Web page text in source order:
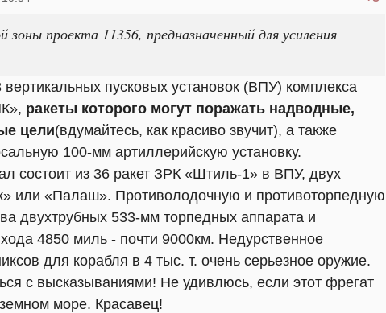
зоны проекта 11356, предназначенный для усиления
пусковых установок (ВПУ) комплекса
ракеты которого могут поражать надводные,
цели(вдумайтесь, как красиво звучит), а также
100-мм артиллерийскую установку.
состоит из 36 ракет ЗРК «Штиль-1» в ВПУ, двух
или «Палаш». Противолодочную и противоторпедную
двухтрубных 533-мм торпедных аппарата и
4850 миль - почти 9000км. Недурственное
для корабля в 4 тыс. т. очень серьезное оружие.
с высказываниями! Не удивлюсь, если этот фрегат
море. Красавец!